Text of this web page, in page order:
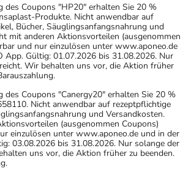
des Coupons "HP20" erhalten Sie 20 %
Produkte. Nicht anwendbar auf
Bücher, Säuglingsanfangsnahrung und
mit anderen Aktionsvorteilen (ausgenommen
und nur einzulösen unter www.aponeo.de
App. Gültig: 01.07.2026 bis 31.08.2026. Nur
Wir behalten uns vor, die Aktion früher
des Coupons "Canergy20" erhalten Sie 20 %
Nicht anwendbar auf rezeptpflichtige
und Versandkosten.
(ausgenommen Coupons)
einzulösen unter www.aponeo.de und in der
03.08.2026 bis 31.08.2026. Nur solange der
uns vor, die Aktion früher zu beenden.